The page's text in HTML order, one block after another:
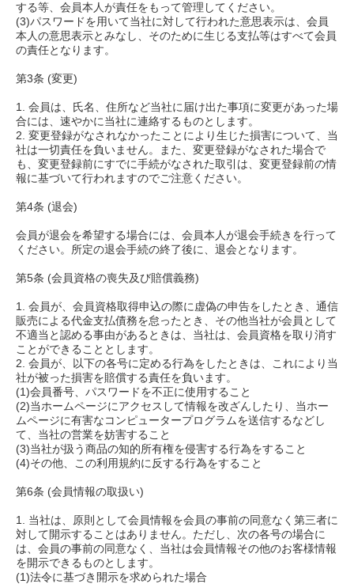
する等、会員本人が責任をもって管理してください。
(3)パスワードを用いて当社に対して行われた意思表示は、会員
本人の意思表示とみなし、そのために生じる支払等はすべて会員
の責任となります。
第3条 (変更)
1. 会員は、氏名、住所など当社に届け出た事項に変更があった場
合には、速やかに当社に連絡するものとします。
2. 変更登録がなされなかったことにより生じた損害について、当
社は一切責任を負いません。また、変更登録がなされた場合で
も、変更登録前にすでに手続がなされた取引は、変更登録前の情
報に基づいて行われますのでご注意ください。
第4条 (退会)
会員が退会を希望する場合には、会員本人が退会手続きを行って
ください。所定の退会手続の終了後に、退会となります。
第5条 (会員資格の喪失及び賠償義務)
1. 会員が、会員資格取得申込の際に虚偽の申告をしたとき、通信
販売による代金支払債務を怠ったとき、その他当社が会員として
不適当と認める事由があるときは、当社は、会員資格を取り消す
ことができることとします。
2. 会員が、以下の各号に定める行為をしたときは、これにより当
社が被った損害を賠償する責任を負います。
(1)会員番号、パスワードを不正に使用すること
(2)当ホームページにアクセスして情報を改ざんしたり、当ホー
ムページに有害なコンピュータープログラムを送信するなどし
て、当社の営業を妨害すること
(3)当社が扱う商品の知的所有権を侵害する行為をすること
(4)その他、この利用規約に反する行為をすること
第6条 (会員情報の取扱い)
1. 当社は、原則として会員情報を会員の事前の同意なく第三者に
対して開示することはありません。ただし、次の各号の場合に
は、会員の事前の同意なく、当社は会員情報その他のお客様情報
を開示できるものとします。
(1)法令に基づき開示を求められた場合